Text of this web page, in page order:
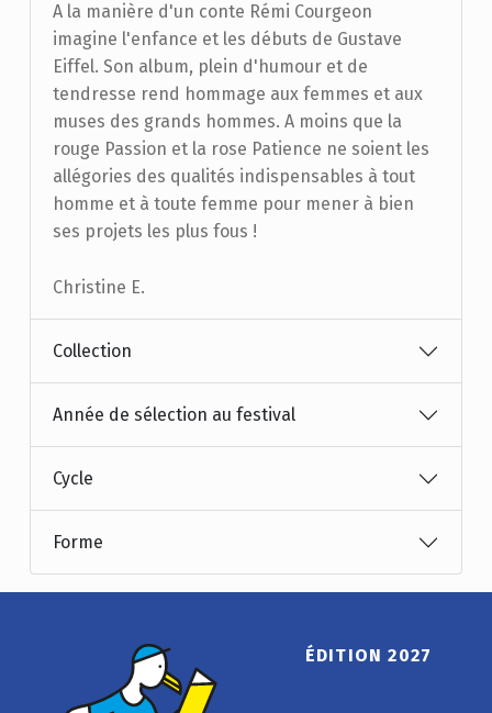
A la manière d'un conte Rémi Courgeon
imagine l'enfance et les débuts de Gustave
Eiffel. Son album, plein d'humour et de
tendresse rend hommage aux femmes et aux
muses des grands hommes. A moins que la
rouge Passion et la rose Patience ne soient les
allégories des qualités indispensables à tout
homme et à toute femme pour mener à bien
ses projets les plus fous !
Christine E.
Collection
Année de sélection au festival
Cycle
Forme
ÉDITION 2027